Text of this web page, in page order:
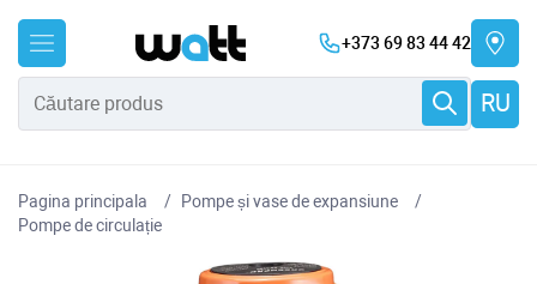
+373 69 83 44 42
RU
Pagina principala
Pompe și vase de expansiune
Pompe de circulație